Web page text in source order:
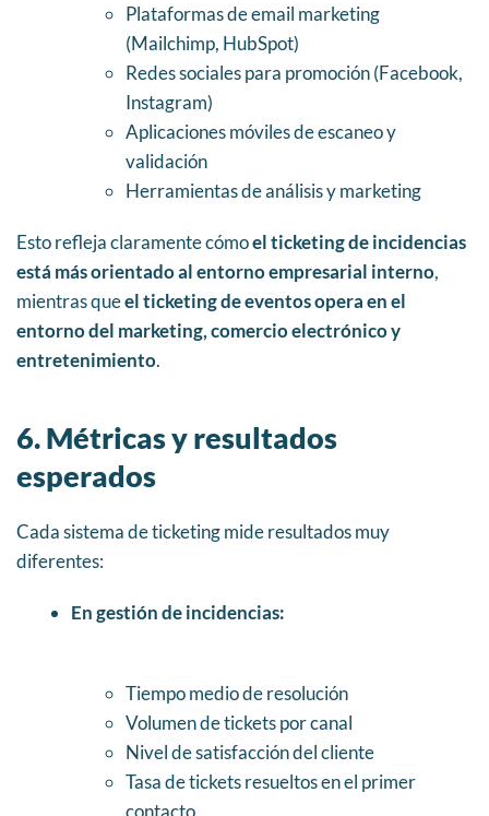
Plataformas de email marketing
(Mailchimp, HubSpot)
Redes sociales para promoción (Facebook,
Instagram)
Aplicaciones móviles de escaneo y
validación
Herramientas de análisis y marketing
Esto refleja claramente cómoel ticketing de incidencias
está más orientado al entorno empresarial interno,
mientras queel ticketing de eventos opera en el
entorno del marketing, comercio electrónico y
entretenimiento.
6. Métricas y resultados
esperados
Cada sistema de ticketing mide resultados muy
diferentes:
En gestión de incidencias:
Tiempo medio de resolución
Volumen de tickets por canal
Nivel de satisfacción del cliente
Tasa de tickets resueltos en el primer
contacto